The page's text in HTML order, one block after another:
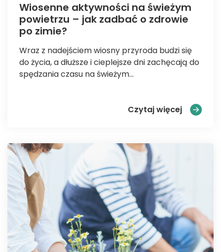
Wiosenne aktywności na świeżym
powietrzu – jak zadbać o zdrowie
po zimie?
Wraz z nadejściem wiosny przyroda budzi się
do życia, a dłuższe i cieplejsze dni zachęcają do
spędzania czasu na świeżym...
Czytaj więcej